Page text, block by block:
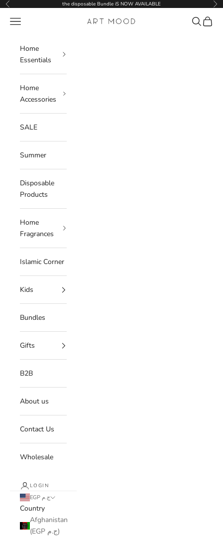
Skip to content
Previous the disposable Bundle iS NOW AVAILABLE
ART MOOD
Navigation menu Search
Cart
Home
Essentials
Home
Accessories
SALE
Summer
Disposable
Products
Home
Fragrances
Islamic Corner
Kids
Bundles
Gifts
B2B
About us
Contact Us
Wholesale
LOGIN
EGP ج.م
Country
Afghanistan
(EGP ج.م)